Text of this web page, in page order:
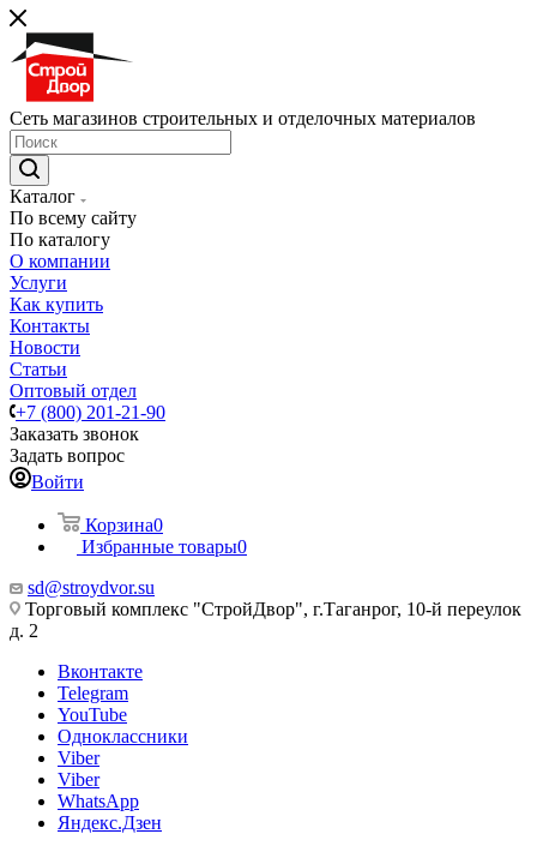
Сеть магазинов строительных и отделочных материалов
Каталог
По всему сайту
По каталогу
О компании
Услуги
Как купить
Контакты
Новости
Статьи
Оптовый отдел
+7 (800) 201-21-90
Заказать звонок
Задать вопрос
Войти
Корзина0
Избранные товары0
sd@stroydvor.su
Торговый комплекс "СтройДвор", г.Таганрог, 10-й переулок
д. 2
Вконтакте
Telegram
YouTube
Одноклассники
Viber
Viber
WhatsApp
Яндекс.Дзен